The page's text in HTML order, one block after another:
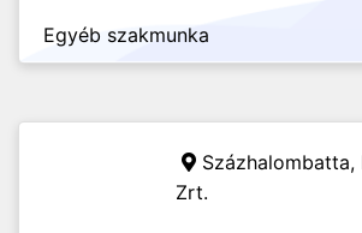
Egyéb szakmunka
Százhalombatta,
Zrt.